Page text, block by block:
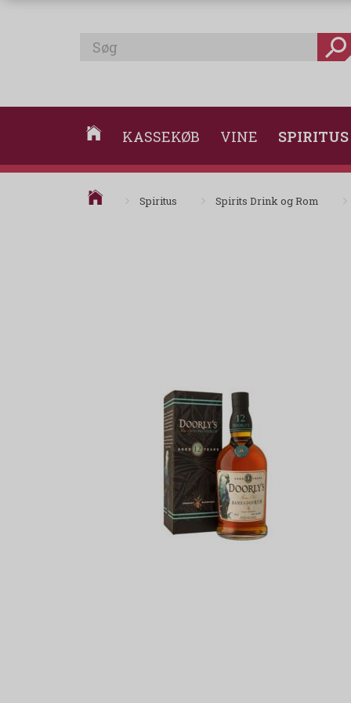
KASSEKØB VINE SPIRITUS
Spiritus Spirits Drink og Rom